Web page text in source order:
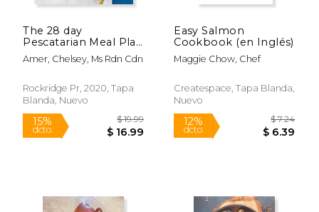
15% 6%
The 28 day
Pescatarian Meal Plan
& Cookbook: Your
Guide to Jump-
Lifestyle (en Inglés)
Amer, Chelsey, Ms Rdn Cdn
Rockridge Pr, 2020, Tapa
Blanda, Nuevo
Easy Salmon
Cookbook (en Inglés)
Maggie Chow, Chef
Createspace, Tapa Blanda,
Nuevo